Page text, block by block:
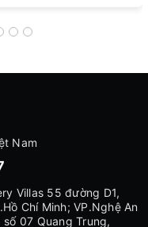
Nam
Villas 55 đường D1,
Chí Minh; VP.Nghệ An
07 Quang Trung,